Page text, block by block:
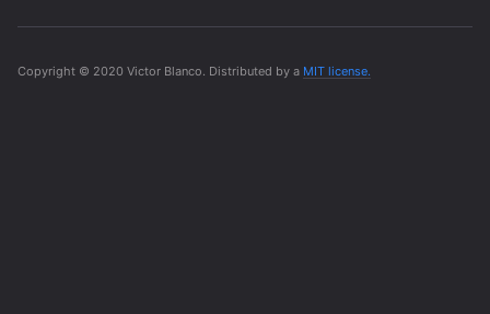
Copyright © 2020 Victor Blanco. Distributed by a MIT license.